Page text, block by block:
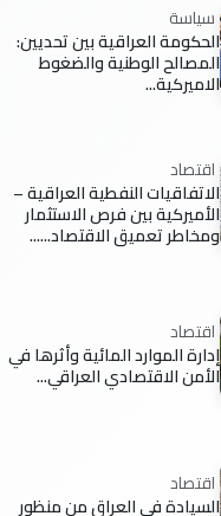
سياسة
الحكومة العراقية بين تحديين:
المصالح الوطنية والضغوط
الاميركية...
اقتصاد
الاتفاقيات النفطية العراقية –
الأميركية بين فرص الاستثمار
ومخاطر تعميق الاقتصاد......
اقتصاد
إدارة الموارد المائية وأثرها في
الأمن الاقتصادي العراقي...
اقتصاد
السيادة في العراق من منظور